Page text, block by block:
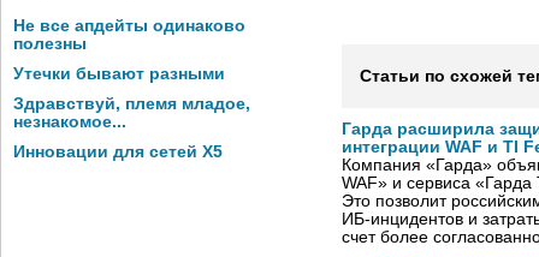
Не все апдейты одинаково
полезны
Утечки бывают разными
Здравствуй, племя младое,
незнакомое...
Инновации для сетей X5
Статьи по схожей
Гарда расширила
интеграции WAF и TI
Компания «Гарда»
WAF» и сервиса
Это позволит
ИБ-инцидентов и
счет более